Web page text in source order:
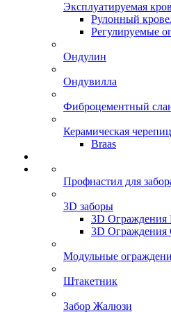
Эксплуатируемая
Рулонный
Регулируемые
Ондулин
Ондувилла
Фиброцементный
Керамическая
Braas
Профнастил для
3D заборы
3D
3D Ограждения
Модульные
Штакетник
Забор Жалюзи